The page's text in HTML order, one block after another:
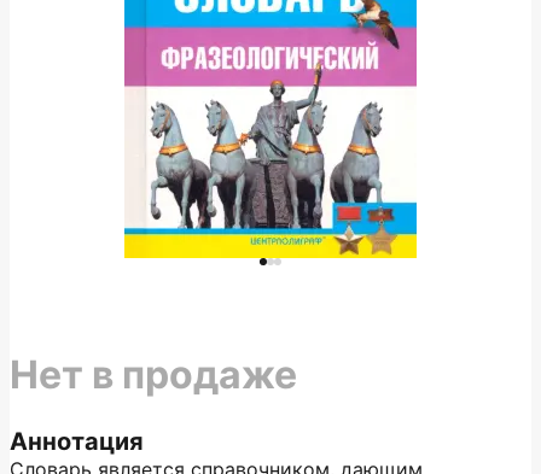
Аннотация
Словарь является справочником, дающим
Нет в продаже